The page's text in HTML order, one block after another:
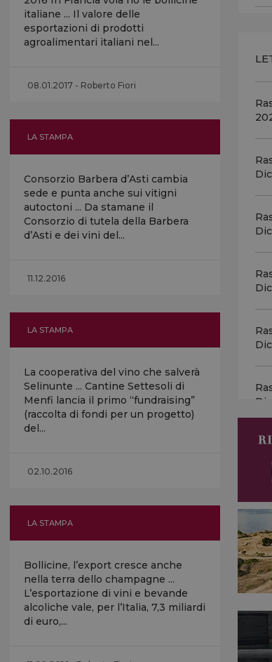
italiane ... Il valore delle
esportazioni di prodotti
agroalimentari italiani nel...
08.01.2017 - Roberto Fiori
LA STAMPA
Consorzio Barbera d’Asti cambia
sede e punta anche sui vitigni
autoctoni ... Da stamane il
Consorzio di tutela della Barbera
d’Asti e dei vini del...
11.12.2016
LA STAMPA
La cooperativa del vino che salverà
Selinunte ... Cantine Settesoli di
Menfi lancia il primo “fundraising”
(raccolta di fondi per un progetto)
del...
02.10.2016
LA STAMPA
Bollicine, l’export cresce anche
nella terra dello champagne ...
L’esportazione di vini e bevande
alcoliche vale, per l’Italia, 7,3 miliardi
di euro,...
… I
gli